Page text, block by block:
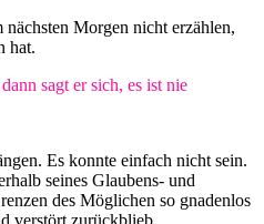
Morgen nicht erzählen,
hat.
sagt er sich, es ist nie
Es konnte einfach nicht sein.
seines Glaubens- und
des Möglichen so gnadenlos
verstört zurückblieb.